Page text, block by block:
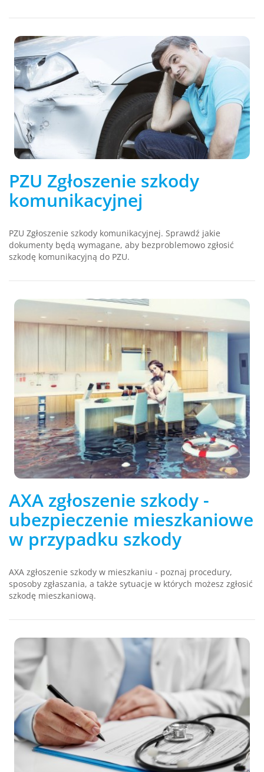
PZU Zgłoszenie szkody
komunikacyjnej
PZU Zgłoszenie szkody komunikacyjnej. Sprawdź jakie
dokumenty będą wymagane, aby bezproblemowo zgłosić
szkodę komunikacyjną do PZU.
AXA zgłoszenie szkody -
ubezpieczenie mieszkaniowe
w przypadku szkody
AXA zgłoszenie szkody w mieszkaniu - poznaj procedury,
sposoby zgłaszania, a także sytuacje w których możesz zgłosić
szkodę mieszkaniową.